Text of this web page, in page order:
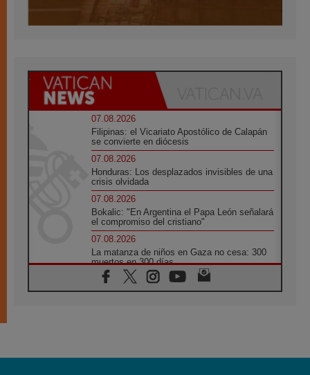
07.08.2026
Filipinas: el Vicariato Apostólico de Calapán
se convierte en diócesis
07.08.2026
Honduras: Los desplazados invisibles de una
crisis olvidada
07.08.2026
Bokalic: "En Argentina el Papa León señalará
el compromiso del cristiano"
07.08.2026
La matanza de niños en Gaza no cesa: 300
muertos en 300 días
07.08.2026
Tagle: La guerra desfigura el mundo, solo la